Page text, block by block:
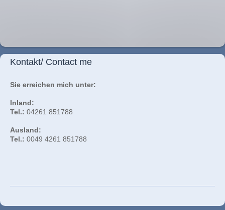
Kontakt/ Contact me
Sie erreichen mich unter:
Inland:
Tel.: 04261 851788
Ausland:
Tel.: 0049 4261 851788